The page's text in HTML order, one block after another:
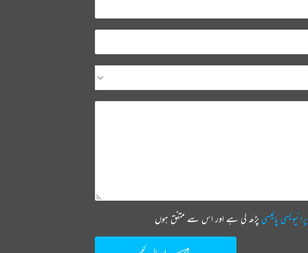
پرائیویسی پالیسیپڑھ لی ہے اور اس سے متفق ہوں